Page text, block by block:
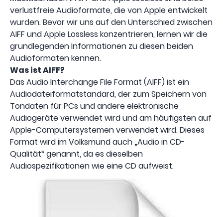
verlustfreie Audioformate, die von Apple entwickelt
wurden. Bevor wir uns auf den Unterschied zwischen
AIFF und Apple Lossless konzentrieren, lernen wir die
grundlegenden Informationen zu diesen beiden
Audioformaten kennen.
Was ist AIFF?
Das Audio Interchange File Format (AIFF) ist ein
Audiodateiformatstandard, der zum Speichern von
Tondaten für PCs und andere elektronische
Audiogeräte verwendet wird und am häufigsten auf
Apple-Computersystemen verwendet wird. Dieses
Format wird im Volksmund auch „Audio in CD-
Qualität“ genannt, da es dieselben
Audiospezifikationen wie eine CD aufweist.